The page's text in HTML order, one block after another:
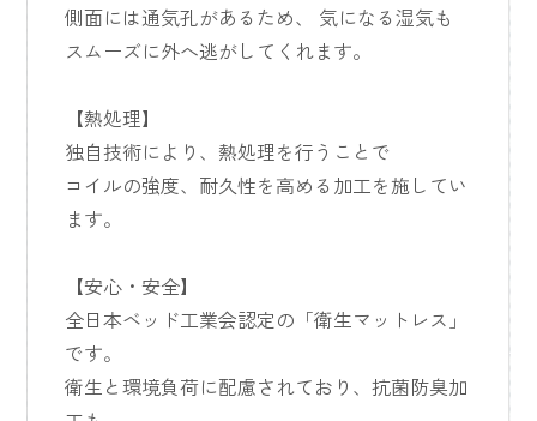
側面には通気孔があるため、 気になる湿気も
スムーズに外へ逃がしてくれます。
【熱処理】
独自技術により、熱処理を行うことで
コイルの強度、耐久性を高める加工を施してい
ます。
【安心・安全】
全日本ベッド工業会認定の「衛生マットレス」
です。
衛生と環境負荷に配慮されており、抗菌防臭加